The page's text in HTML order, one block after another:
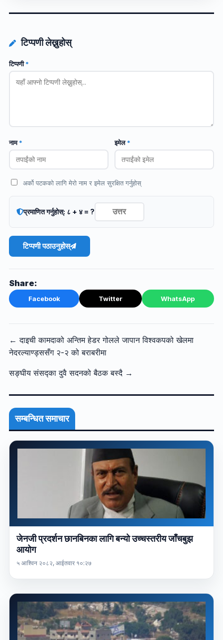
टिप्पणी लेख्नुहोस्
टिप्पणी*
नाम* इमेल*
अर्को पटकको लागि मेरो नाम र इमेल सुरक्षित गर्नुहोस्
प्रमाणित गर्नुहोस्: ८ + ४ = ?
टिप्पणी पठाउनुहोस्
Share:
Facebook Twitter WhatsApp
← दाइची कामदाको अन्तिम हेडर गोलले जापान विश्वकपको खेलमा
नेदरल्याण्ड्ससँग २-२ को बराबरीमा
सङ्घीय संसद्का दुवै सदनको बैठक बस्दै →
सम्बन्धित समाचार
जेनजी प्रदर्शन छानबिनका लागि बन्यो उच्चस्तरीय जाँचबुझ
आयोग
५ आश्विन २०८२, आईतवार १०:२७